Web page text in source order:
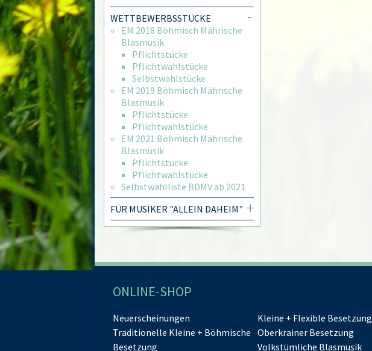
WETTBEWERBSSTÜCKE
EM 2018 Böhmisch Mährische
Blasmusik
Pflichtstücke
Pflichtwahlstücke
Selbstwahlstücke
EM 2019 Böhmisch Mährische
Blasmusik
Pflichtstücke
Pflichtwahlstücke
EM 2021 Böhmisch Mährische
Blasmusik
Pflichtstücke
Pflichtwahlstücke
Selbstwahlliste BDMV ab 2021
FÜR MUSIKER "ALLEIN DAHEIM"
ONLINE-SHOP
Neuerscheinungen
Kleine + Flexible Besetzung
Traditionelle Kleine + Böhmische
Besetzung
Oberkrainer Besetzung
Volkstümliche Blasmusik